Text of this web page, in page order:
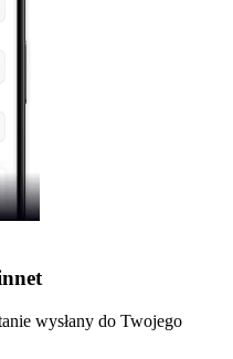
wysłany do Twojego